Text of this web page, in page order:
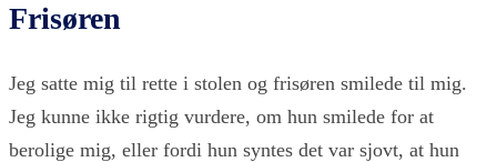
Frisøren
Jeg satte mig til rette i stolen og frisøren smilede til mig.
Jeg kunne ikke rigtig vurdere, om hun smilede for at
berolige mig, eller fordi hun syntes det var sjovt, at hun